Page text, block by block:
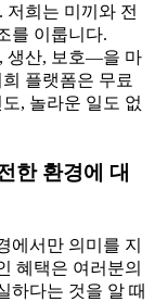
저희는 미끼와 전
를 이룹니다.
생산, 보호—을 마
플랫폼은 무료
, 놀라운 일도 없
한 환경에 대
에서만 의미를 지
혜택은 여러분의
하다는 것을 알 때